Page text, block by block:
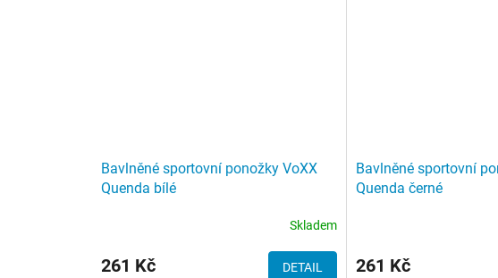
Bavlněné sportovní ponožky VoXX
Quenda bílé
Skladem
261 Kč DETAIL
Bavlněné sportovní
Quenda černé
261 Kč